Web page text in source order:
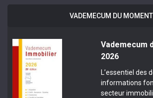
VADEMECUM DU MOMENT
Vademecum
2026
L’essentiel des
informations
secteur